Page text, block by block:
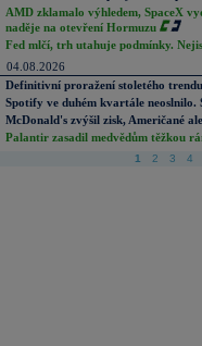
AMD zklamalo výhledem, SpaceX
naděje na otevření Hormuzu
Fed mlčí, trh utahuje podmínky.
04.08.2026
Definitivní proražení stoletého
Spotify ve duhém kvartále neoslnilo.
McDonald's zvýšil zisk, Američané
Palantir zasadil medvědům těžkou
1 2 3 4